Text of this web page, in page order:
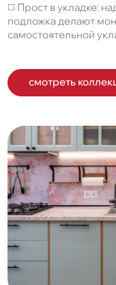
◻️ Прост в укладке:
подложка делают
самостоятельной
смотреть